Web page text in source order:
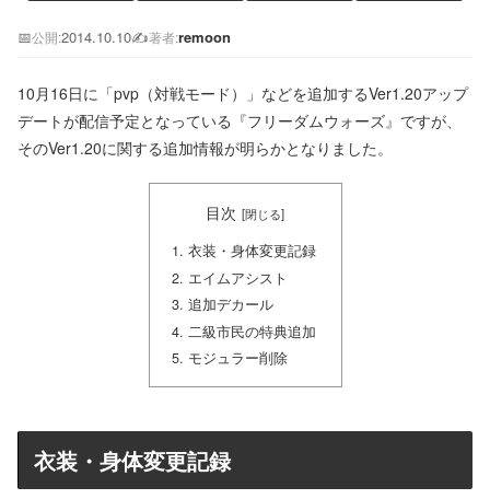
📅公開:2014.10.10✍️著者:remoon
10月16日に「pvp（対戦モード）」などを追加するVer1.20アップ
デートが配信予定となっている『フリーダムウォーズ』ですが、
そのVer1.20に関する追加情報が明らかとなりました。
目次
衣装・身体変更記録
エイムアシスト
追加デカール
二級市民の特典追加
モジュラー削除
衣装・身体変更記録